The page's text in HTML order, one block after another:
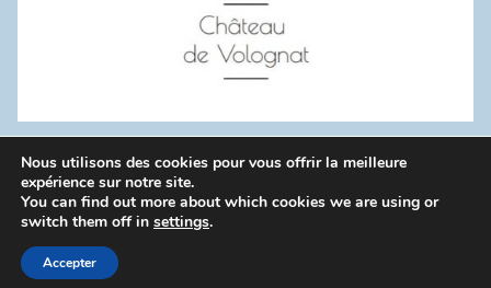
WordPress Theme: Donovan by ThemeZee.
Politique de confidentialité
Nous utilisons des cookies pour vous offrir la meilleure
expérience sur notre site.
You can find out more about which cookies we are using or
switch them off in settings.
Accepter